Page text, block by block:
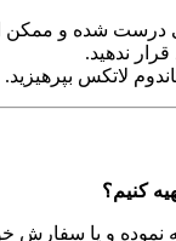
درست شده و
ندهید.
لاتکس بپرهیزید.
نموده و یا